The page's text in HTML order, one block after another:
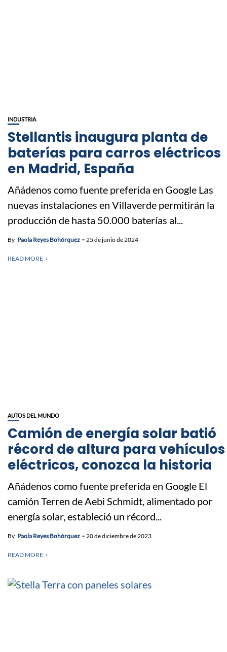
INDUSTRIA
Stellantis inaugura planta de
baterías para carros eléctricos
en Madrid, España
Añádenos como fuente preferida en Google Las
nuevas instalaciones en Villaverde permitirán la
producción de hasta 50.000 baterías al...
By Paola Reyes Bohórquez 25 de junio de 2024
READ MORE
AUTOS DEL MUNDO
Camión de energía solar batió
récord de altura para vehículos
eléctricos, conozca la historia
Añádenos como fuente preferida en Google El
camión Terren de Aebi Schmidt, alimentado por
energía solar, estableció un récord...
By Paola Reyes Bohórquez 20 de diciembre de 2023
READ MORE